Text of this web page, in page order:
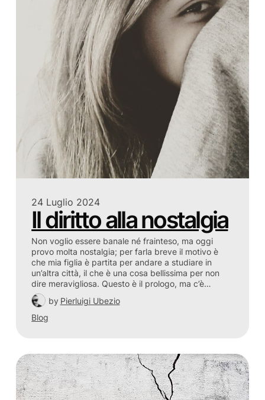
24 Luglio 2024
Il diritto alla nostalgia
Non voglio essere banale né frainteso, ma oggi
provo molta nostalgia; per farla breve il motivo è
che mia figlia è partita per andare a studiare in
un’altra città, il che è una cosa bellissima per non
dire meravigliosa. Questo è il prologo, ma c’è…
by Pierluigi Ubezio
Blog